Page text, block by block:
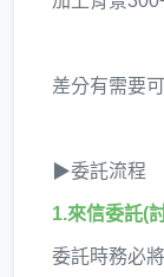
差分有需要
▶委託流程
1.來信委託(
委託時務必